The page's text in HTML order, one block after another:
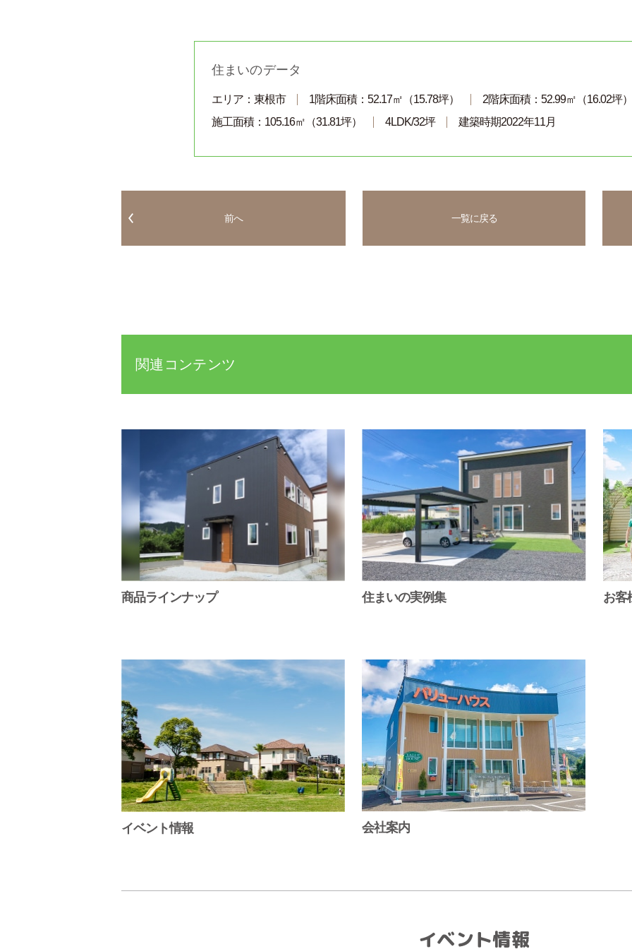
住まいのデータ
エリア：東根市 1階床面積：52.17㎡（15.78坪）
2階床面積：52.99㎡（16.02坪）
施工面積：105.16㎡（31.81坪）
4LDK/32坪 建築時期2022年11月
前へ 一覧に戻る
関連コンテンツ
商品ラインナップ 住まいの実例集 お客
イベント情報 会社案内
イベント情報